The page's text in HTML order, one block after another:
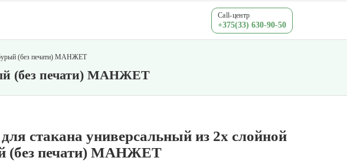
Call-центр
+375(33) 630-90-50
бурый (без печати) МАНЖЕТ
(без печати) МАНЖЕТ
стакана универсальный из 2х слойной
(без печати) МАНЖЕТ